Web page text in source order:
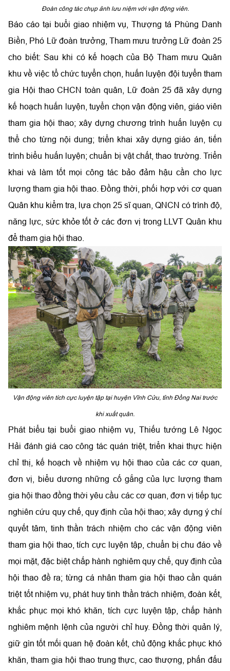
Đoàn công tác chụp ảnh lưu niệm với vận động viên.
Báo cáo tại buổi giao nhiệm vụ, Thượng tá Phùng Danh
Biền, Phó Lữ đoàn trưởng, Tham mưu trưởng Lữ đoàn 25
cho biết: Sau khi có kế hoạch của Bộ Tham mưu Quân
khu về việc tổ chức tuyển chọn, huấn luyện đội tuyển tham
gia Hội thao CHCN toàn quân, Lữ đoàn 25 đã xây dựng
kế hoạch huấn luyện, tuyển chọn vận động viên, giáo viên
tham gia hội thao; xây dựng chương trình huấn luyện cụ
thể cho từng nội dung; triển khai xây dựng giáo án, tiến
trình biểu huấn luyện; chuẩn bị vật chất, thao trường. Triển
khai và làm tốt mọi công tác bảo đảm hậu cần cho lực
lượng tham gia hội thao. Đồng thời, phối hợp với cơ quan
Quân khu kiểm tra, lựa chọn 25 sĩ quan, QNCN có trình độ,
năng lực, sức khỏe tốtở các đơn vị trong LLVT Quân khu
để tham gia hội thao.
Vận động viên tích cực luyện tập tại huyện Vĩnh Cửu, tỉnh Đồng Nai trước
khi xuất quân.
Phát biểu tại buổi giao nhiệm vụ, Thiếu tướng Lê Ngọc
Hải đánh giá cao công tác quán triệt, triển khai thực hiện
chỉ thị, kế hoạch về nhiệm vụ hội thao của các cơ quan,
đơn vị, biểu dương những cố gắng của lực lượng tham
gia hội thao đồng thời yêu cầu các cơ quan, đơn vị tiếp tục
nghiên cứu quy chế, quy định của hội thao; xây dựng ý chí
quyết tâm, tinh thần trách nhiệm cho các vận động viên
tham gia hội thao, tích cực luyện tập, chuẩn bị chu đáo về
mọi mặt, đặc biệt chấp hành nghiêm quy chế, quy định của
hội thao đề ra; từng cá nhân tham gia hội thao cần quán
triệt tốt nhiệm vụ, phát huy tinh thần trách nhiệm, đoàn kết,
khắc phục mọi khó khăn, tích cực luyện tập, chấp hành
nghiêm mệnh lệnh của người chỉ huy. Đồng thời quản lý,
giữ gìn tốt mối quan hệ đoàn kết, chủ động khắc phục khó
khăn, tham gia hội thao trung thực, cao thượng, phấn đấu